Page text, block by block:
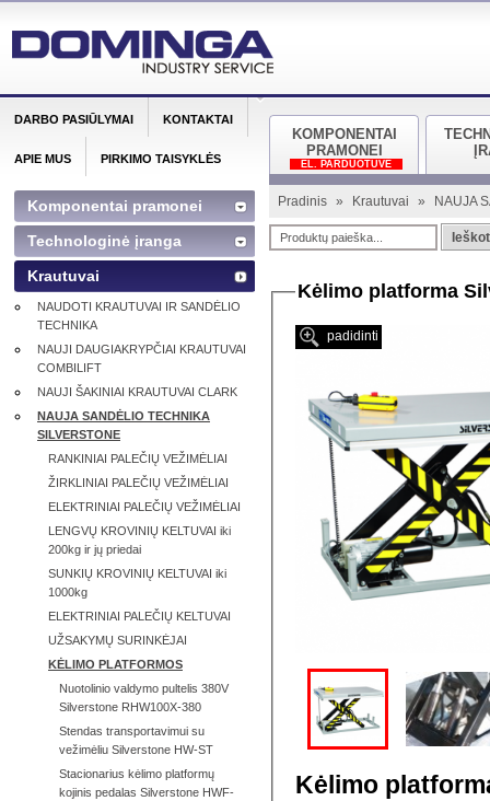
KOMPONENTAI
PRAMONEI
EL. PARDUOTUVĖ
Pradinis » Krautuvai » NAUJA
Kėlimo platforma
padidinti
Kėlimo
DARBO PASIŪLYMAI KONTAKTAI
APIE MUS PIRKIMO TAISYKLĖS
Komponentai pramonei
Technologinė įranga
Krautuvai
NAUDOTI KRAUTUVAI IR SANDĖLIO
TECHNIKA
NAUJI DAUGIAKRYPČIAI KRAUTUVAI
COMBILIFT
NAUJI ŠAKINIAI KRAUTUVAI CLARK
NAUJA SANDĖLIO TECHNIKA
SILVERSTONE
RANKINIAI PALEČIŲ VEŽIMĖLIAI
ŽIRKLINIAI PALEČIŲ VEŽIMĖLIAI
ELEKTRINIAI PALEČIŲ VEŽIMĖLIAI
LENGVŲ KROVINIŲ KELTUVAI iki
200kg ir jų priedai
SUNKIŲ KROVINIŲ KELTUVAI iki
1000kg
ELEKTRINIAI PALEČIŲ KELTUVAI
UŽSAKYMŲ SURINKĖJAI
KĖLIMO PLATFORMOS
Nuotolinio valdymo pultelis 380V
Silverstone RHW100X-380
Stendas transportavimui su
vežimėliu Silverstone HW-ST
Stacionarius kėlimo platformų
kojinis pedalas Silverstone HWF-